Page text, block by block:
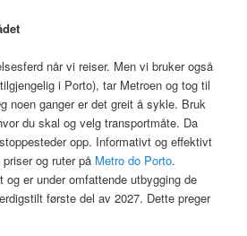
når vi reiser. Men vi bruker også
i Porto), tar Metroen og tog til
noen ganger er det greit å sykle. Bruk
du skal og velg transportmåte. Da
opp. Informativt og effektivt
og ruter på Metro do Porto.
er under omfattende utbygging de
første del av 2027. Dette preger